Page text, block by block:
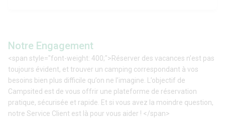
Notre Engagement
<span style="font-weight: 400;">Réserver des vacances n’est pas
toujours évident, et trouver un camping correspondant à vos
besoins bien plus difficile qu’on ne l’imagine. L’objectif de
Campsited est de vous offrir une plateforme de réservation
pratique, sécurisée et rapide. Et si vous avez la moindre question,
notre Service Client est là pour vous aider ! </span>